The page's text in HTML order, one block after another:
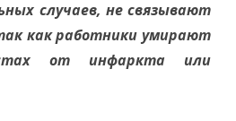
случаев, не связывают
как работники умирают
от инфаркта или